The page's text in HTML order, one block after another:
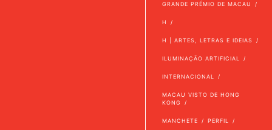
GRANDE PRÉMIO DE MACAU
H
H | ARTES, LETRAS E IDEIAS
ILUMINAÇÃO ARTIFICIAL
INTERNACIONAL
MACAU VISTO DE HONG
KONG
MANCHETE PERFIL